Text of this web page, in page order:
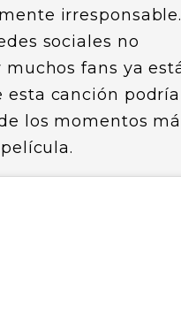
sociales no
fans ya
esta canción podría
los momentos